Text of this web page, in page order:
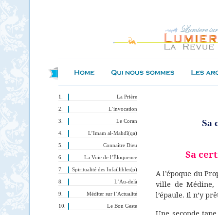
La Prière
L’invocation
Le Coran
L’Imam al-Mahdî(qa)
Connaître Dieu
La Voie de l’Éloquence
Spiritualité des Infaillibles(p)
L’Au-delà
Méditer sur l’Actualité
Le Bon Geste
Sa
Sa
A l’époque du
ville de Médine,
l’épaule. Il n’y
Une seconde